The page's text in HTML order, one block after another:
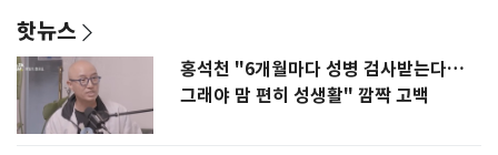
핫뉴스
홍석천 "6개월마다 성병 검사받는다…
그래야 맘 편히 성생활" 깜짝 고백